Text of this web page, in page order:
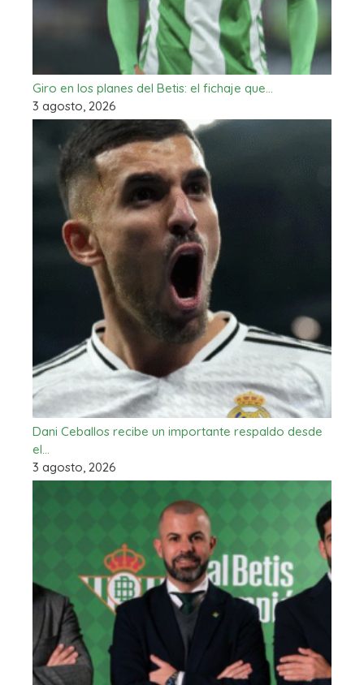
Giro en los planes del Betis: el fichaje que…
3 agosto, 2026
Dani Ceballos recibe un importante respaldo desde
el…
3 agosto, 2026